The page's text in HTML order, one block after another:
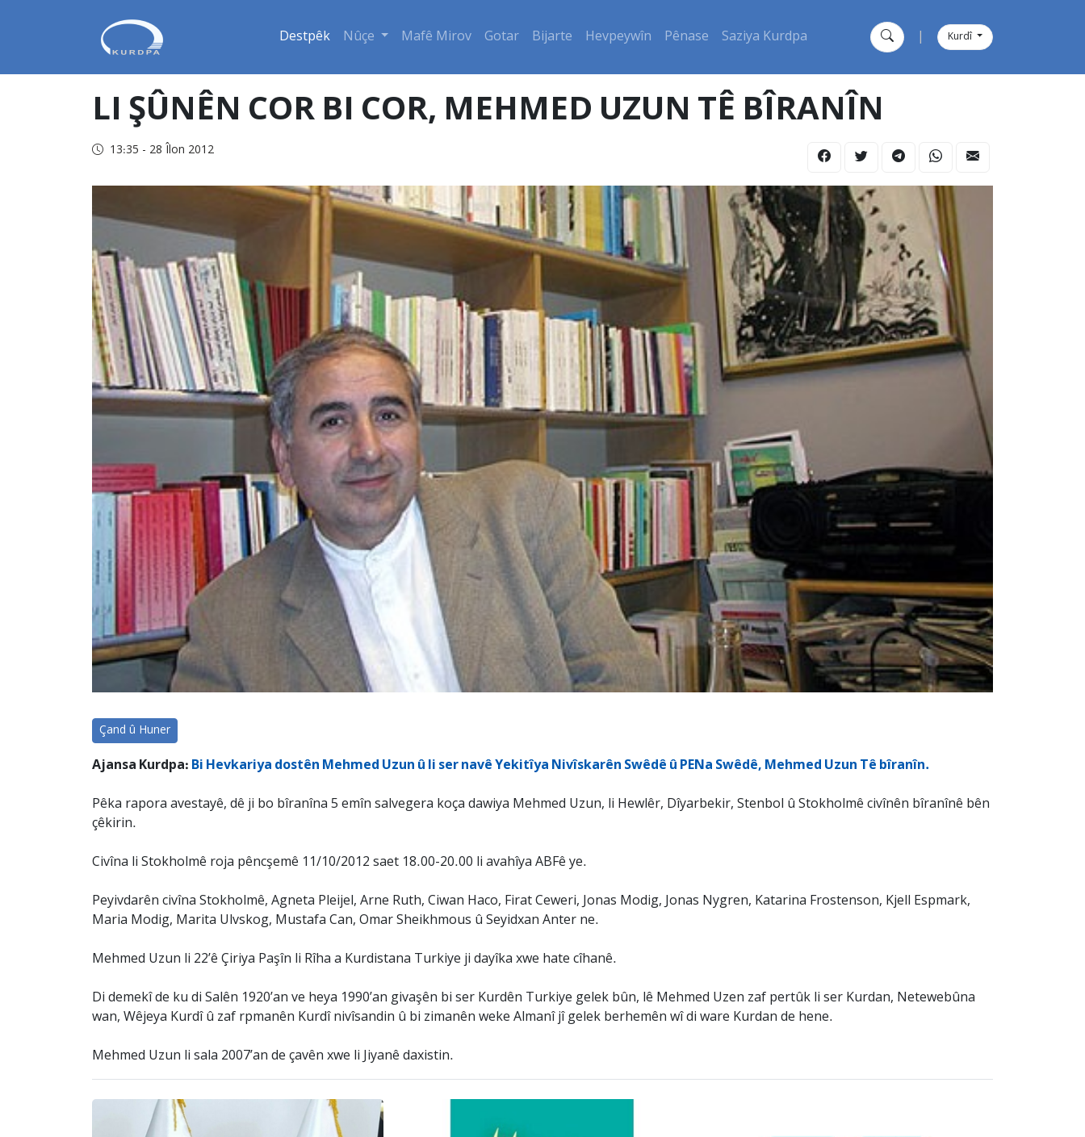
Destpêk Nûçe Mafê Mirov Gotar Bijarte Hevpeywîn Pênase Saziya Kurdpa Kurdî
LI ŞÛNÊN COR BI COR, MEHMED UZUN TÊ BÎRANÎN
13:35 - 28 Îlon 2012
Çand û Huner
Ajansa Kurdpa: Bi Hevkariya dostên Mehmed Uzun û li ser navê Yekitîya Nivîskarên Swêdê û PENa Swêdê, Mehmed Uzun Tê bîranîn.
Pêka rapora avestayê, dê ji bo bîranîna 5 emîn salvegera koça dawiya Mehmed Uzun, li Hewlêr, Dîyarbekir, Stenbol û Stokholmê civînên bîranînê bên
çêkirin.
Civîna li Stokholmê roja pêncşemê 11/10/2012 saet 18.00-20.00 li avahîya ABFê ye.
Peyivdarên civîna Stokholmê, Agneta Pleijel, Arne Ruth, Ciwan Haco, Firat Ceweri, Jonas Modig, Jonas Nygren, Katarina Frostenson, Kjell Espmark,
Maria Modig, Marita Ulvskog, Mustafa Can, Omar Sheikhmous û Seyidxan Anter ne.
Mehmed Uzun li 22’ê Çiriya Paşîn li Rîha a Kurdistana Turkiye ji dayîka xwe hate cîhanê.
Di demekî de ku di Salên 1920’an ve heya 1990’an givaşên bi ser Kurdên Turkiye gelek bûn, lê Mehmed Uzen zaf pertûk li ser Kurdan, Netewebûna
wan, Wêjeya Kurdî û zaf rpmanên Kurdî nivîsandin û bi zimanên weke Almanî jî gelek berhemên wî di ware Kurdan de hene.
Mehmed Uzun li sala 2007’an de çavên xwe li Jiyanê daxistin.